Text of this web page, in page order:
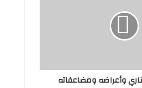
وأعراضه ومضاعفاته